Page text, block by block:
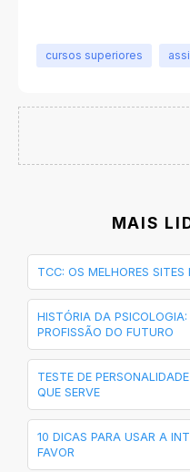
cursos superiores
MAIS
TCC: OS MELHORES
HISTÓRIA DA
PROFISSÃO DO FUTURO
TESTE DE
QUE SERVE
10 DICAS PARA USAR A
FAVOR